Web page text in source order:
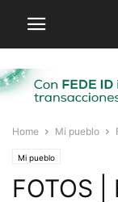
Home Mi pueblo
Mi pueblo
FOTOS